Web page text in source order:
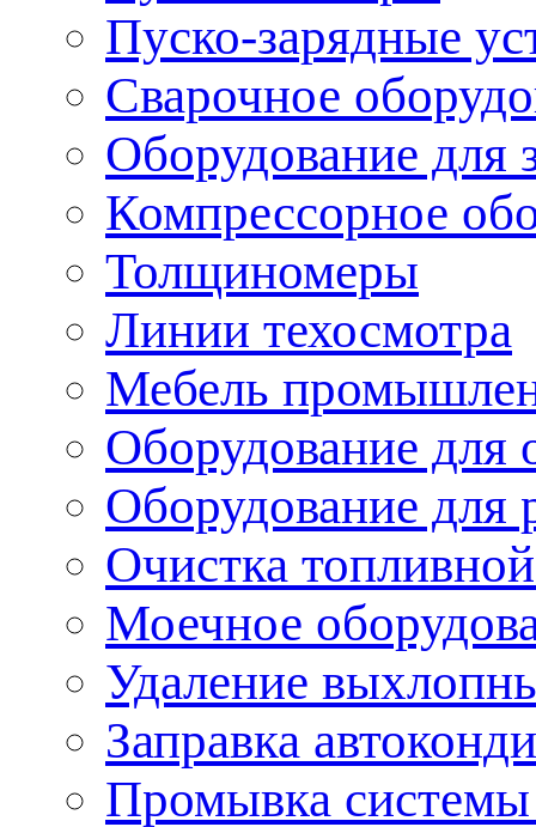
Пуско-зарядные
Сварочное
Оборудование для
Компрессорное
Толщиномеры
Линии техосмотра
Мебель
Оборудование для
Оборудование для
Очистка
Моечное
Удаление
Заправка
Промывка